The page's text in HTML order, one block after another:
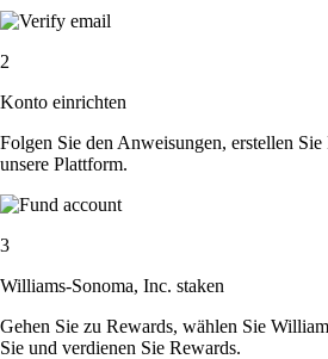
2
Konto einrichten
Folgen Sie den Anweisungen, erstellen
unsere Plattform.
3
Williams-Sonoma, Inc. staken
Gehen Sie zu Rewards, wählen Sie
Sie und verdienen Sie Rewards.